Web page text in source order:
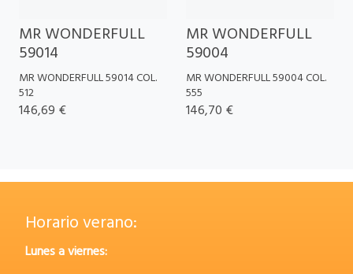
MR WONDERFULL
59014
MR WONDERFULL 59014 COL.
512
146,69 €
MR WONDERFULL
59004
MR WONDERFULL 59004 COL.
555
146,70 €
Horario verano:
Lunes a viernes: